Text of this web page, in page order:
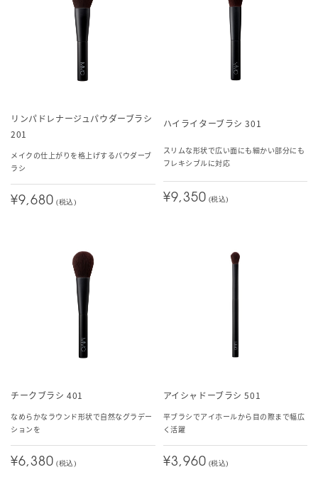
リンパドレナージュパウダーブラシ
201
メイクの仕上がりを格上げするパウダーブ
ラシ
¥9,680 (税込)
ハイライターブラシ 301
スリムな形状で広い面にも細かい部分にも
フレキシブルに対応
¥9,350 (税込)
チークブラシ 401
なめらかなラウンド形状で自然なグラデー
ションを
¥6,380 (税込)
アイシャドーブラシ 501
平ブラシでアイホールから目の際まで幅広
く活躍
¥3,960 (税込)